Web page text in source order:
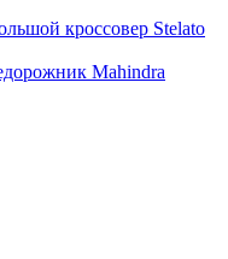
кроссовер Stelato
Mahindra